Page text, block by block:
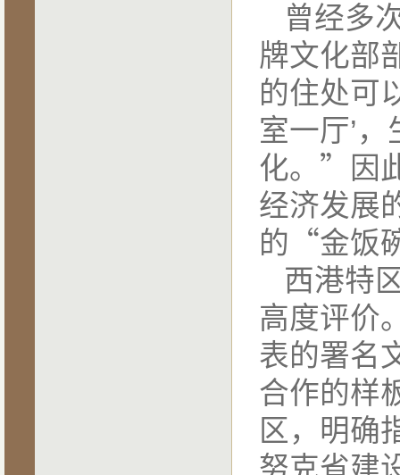
曾经多
牌文化部
的住处可
室一厅’
化。”因
经济发展
的“金饭
西港特
高度评价
表的署名
合作的样
区，明确
努克省建